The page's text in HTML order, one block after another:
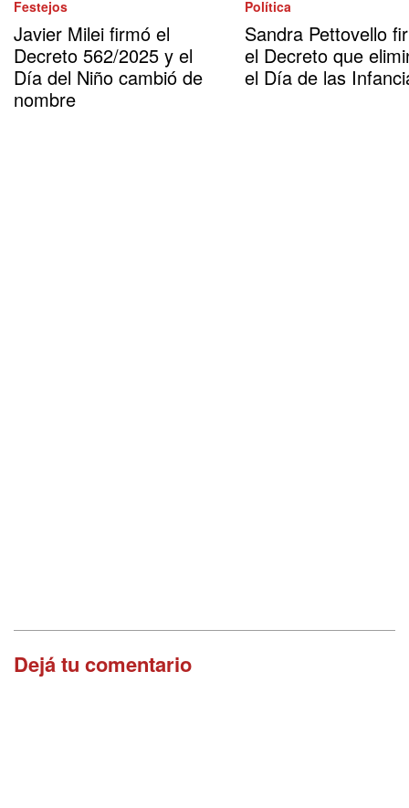
Festejos
Javier Milei firmó el
Decreto 562/2025 y el
Día del Niño cambió de
nombre
Política
Sandra Pettovello
el Decreto que
el Día de las
Dejá tu comentario